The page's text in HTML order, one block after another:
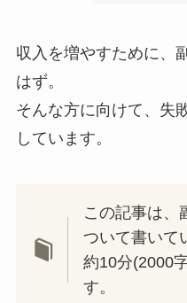
収入を増やすために、
はず。
そんな方に向けて、失
しています。
この記事は、
ついて書いて
約10分(2000
す。